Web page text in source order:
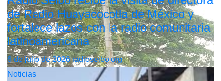
de Radio Huayacocotla de México y
fortalece lazos con la radio comunitaria
latinoamericana
6 de julio de 2026radioseibo.org
Noticias